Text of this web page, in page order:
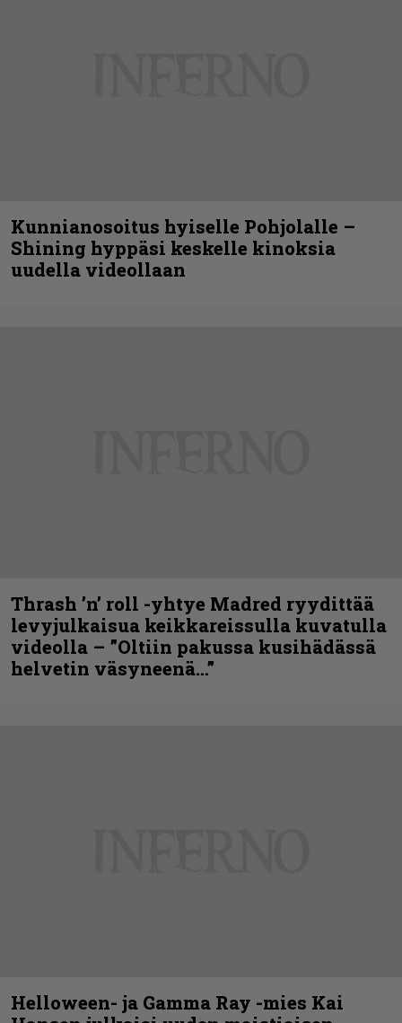
Kunnianosoitus hyiselle Pohjolalle –
Shining hyppäsi keskelle kinoksia
uudella videollaan
Thrash ’n’ roll -yhtye Madred ryydittää
levyjulkaisua keikkareissulla kuvatulla
videolla – ”Oltiin pakussa kusihädässä
helvetin väsyneenä…”
Helloween- ja Gamma Ray -mies Kai